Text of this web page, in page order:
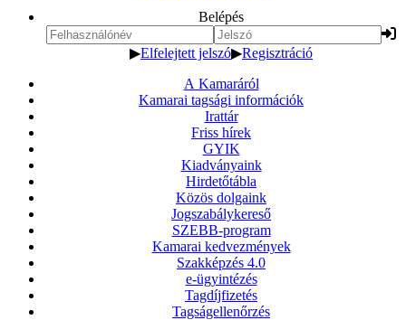
Belépés
▶Elfelejtett jelszó▶Regisztráció
A Kamaráról
Kamarai tagsági információk
Irattár
Friss hírek
GYIK
Kiadványaink
Hirdetőtábla
Közös dolgaink
Jogszabálykereső
SZEBB-program
Kamarai kedvezmények
Szakképzés 4.0
e-ügyintézés
Tagdíjfizetés
Tagságellenőrzés